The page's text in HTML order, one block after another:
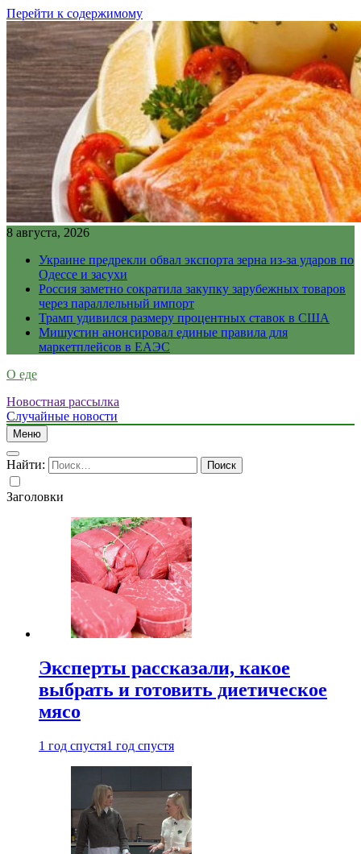
Перейти к содержимому
8 августа, 2026
Украине предрекли обвал экспорта зерна из-за ударов по
Одессе и засухи
Россия заметно сократила закупку зарубежных товаров
через параллельный импорт
Трамп удивился размеру процентных ставок в США
Мишустин анонсировал единые правила для
маркетплейсов в ЕАЭС
О еде
Новостная рассылка
Случайные новости
Меню
Найти:
Заголовки
Эксперты рассказали, какое
выбрать и готовить диетическое
мясо
1 год спустя1 год спустя